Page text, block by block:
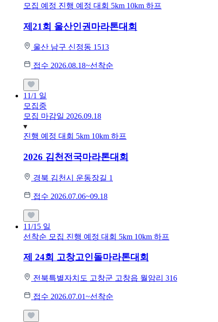
모집 예정 진행 예정 대회 5km 10km 하프
제21회 울산인권마라톤대회
울산 남구 신정동 1513
접수 2026.08.18~선착순
11/1 일
모집중
모집 마감일 2026.09.18
진행 예정 대회 5km 10km 하프
2026 김천전국마라톤대회
경북 김천시 운동장길 1
접수 2026.07.06~09.18
11/15 일
선착순 모집 진행 예정 대회 5km 10km 하프
제 24회 고창고인돌마라톤대회
전북특별자치도 고창군 고창읍 월암리 316
접수 2026.07.01~선착순